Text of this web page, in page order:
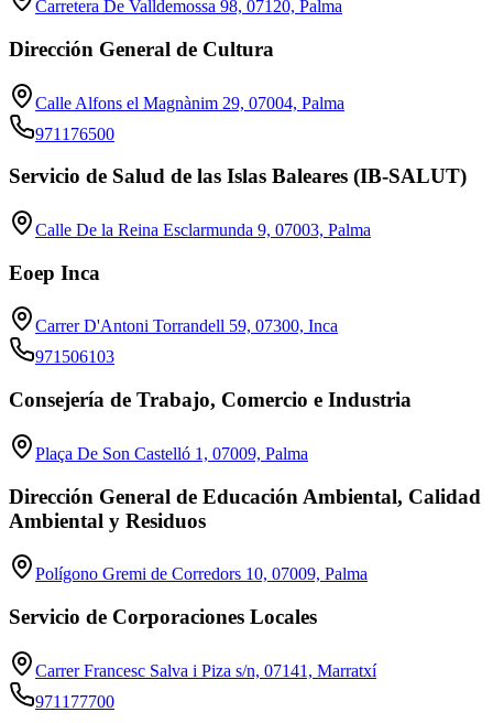
Carretera De Valldemossa 98, 07120, Palma
Dirección General de Cultura
Calle Alfons el Magnànim 29, 07004, Palma
971176500
Servicio de Salud de las Islas Baleares (IB-SALUT)
Calle De la Reina Esclarmunda 9, 07003, Palma
Eoep Inca
Carrer D'Antoni Torrandell 59, 07300, Inca
971506103
Consejería de Trabajo, Comercio e Industria
Plaça De Son Castelló 1, 07009, Palma
Dirección General de Educación Ambiental, Calidad
Ambiental y Residuos
Polígono Gremi de Corredors 10, 07009, Palma
Servicio de Corporaciones Locales
Carrer Francesc Salva i Piza s/n, 07141, Marratxí
971177700